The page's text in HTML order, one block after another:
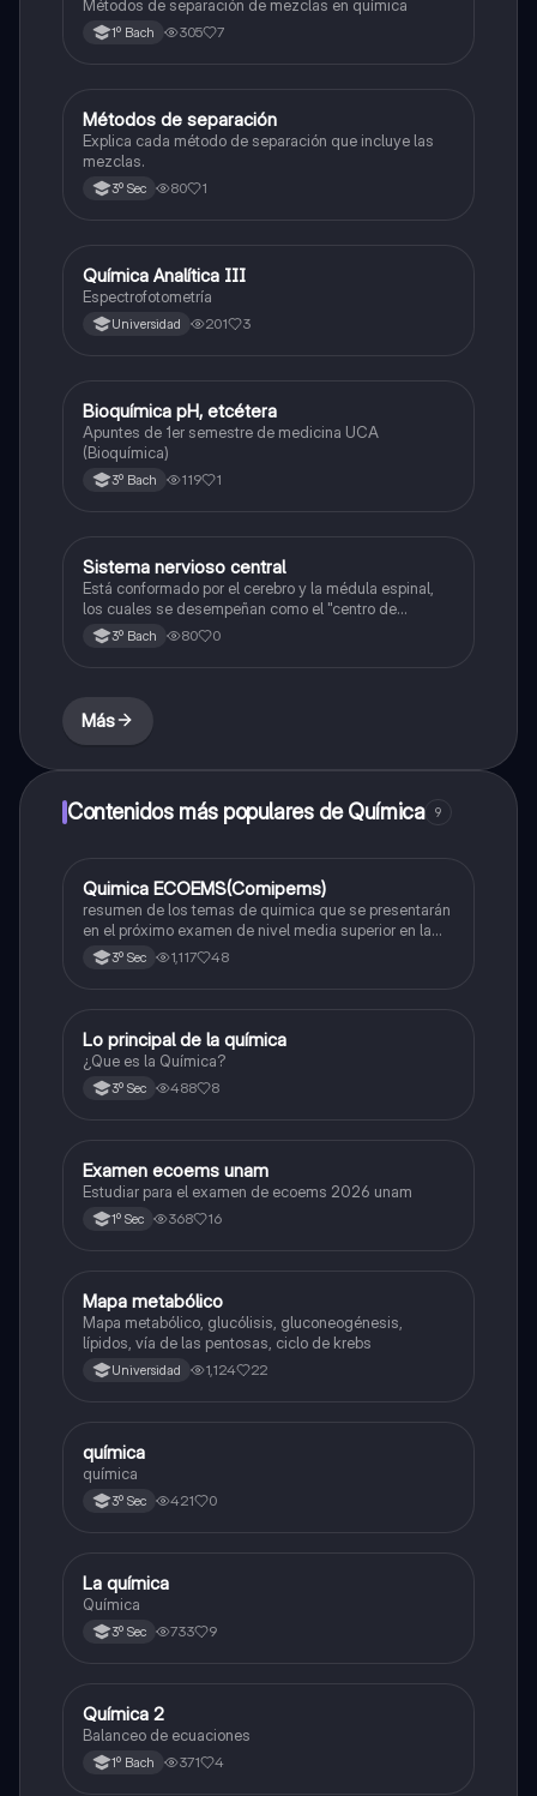
Métodos de separación de mezclas en química
1º Bach 305 7
Química
Métodos de separación
Explica cada método de separación que incluye las
mezclas.
3º Sec 80 1
Química
Química Analítica III
Espectrofotometría
Universidad 201 3
Química
Bioquímica pH, etcétera
Apuntes de 1er semestre de medicina UCA
(Bioquímica)
3º Bach 119 1
Química
Sistema nervioso central
Está conformado por el cerebro y la médula espinal,
los cuales se desempeñan como el "centro de
procesamiento" principal para todo el sistema
nervioso y controlan todas las funciones del cuerpo.
3º Bach 80 0
Más
Contenidos más populares de Química 9
Química
Quimica ECOEMS(Comipems)
resumen de los temas de quimica que se presentarán
en el próximo examen de nivel media superior en la
zona metropolitana de el valle de México
3º Sec 1,117 48
Química
Lo principal de la química
¿Que es la Química?
3º Sec 488 8
Español
Examen ecoems unam
Estudiar para el examen de ecoems 2026 unam
1º Sec 368 16
Biología
Mapa metabólico
Mapa metabólico, glucólisis, gluconeogénesis,
lípidos, vía de las pentosas, ciclo de krebs
Universidad 1,124 22
Química
química
química
3º Sec 421 0
Química
La química
Química
3º Sec 733 9
Química
Química 2
Balanceo de ecuaciones
1º Bach 371 4